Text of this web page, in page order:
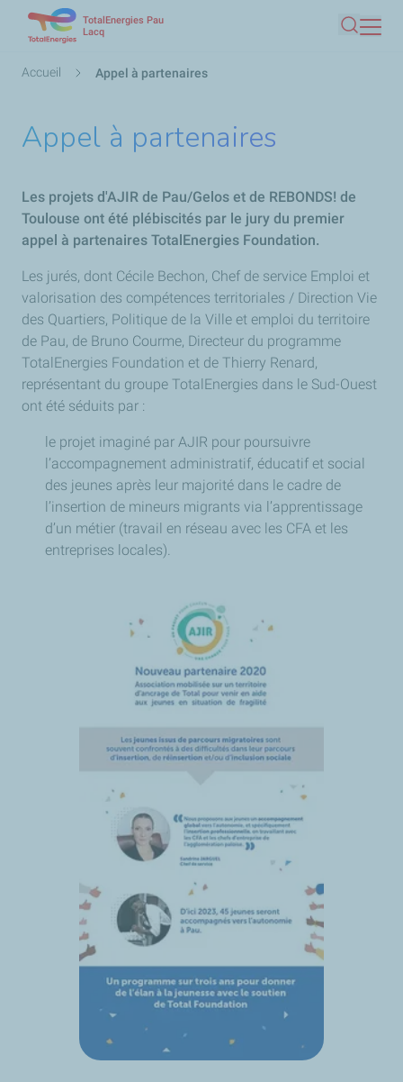
contenu
TotalEnergies Pau
Lacq
Fil
Accueil Appel à partenaires
Appel à partenaires
Les projets d'AJIR de Pau/Gelos et de REBONDS! de
Toulouse ont été plébiscités par le jury du premier
appel à partenaires TotalEnergies Foundation.
Les jurés, dont Cécile Bechon, Chef de service Emploi et
valorisation des compétences territoriales / Direction Vie
des Quartiers, Politique de la Ville et emploi du territoire
de Pau, de Bruno Courme, Directeur du programme
TotalEnergies Foundation et de Thierry Renard,
représentant du groupe TotalEnergies dans le Sud-Ouest
ont été séduits par :
le projet imaginé par AJIR pour poursuivre
l’accompagnement administratif, éducatif et social
des jeunes après leur majorité dans le cadre de
l’insertion de mineurs migrants via l’apprentissage
d’un métier (travail en réseau avec les CFA et les
entreprises locales).